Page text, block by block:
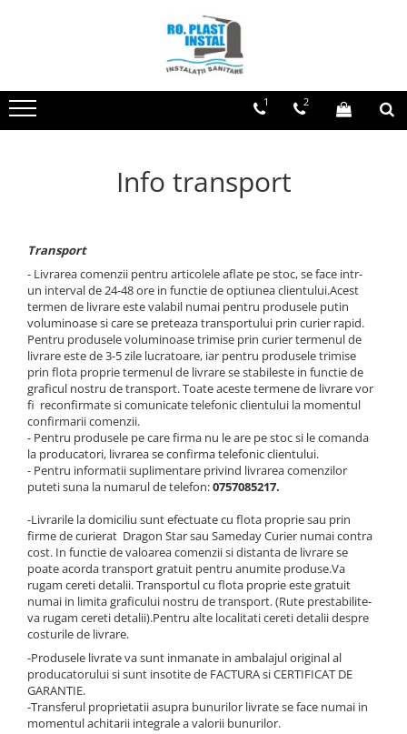
Centrale Termice si Cazane
Centrale Termice si Cazane pe
Centrale/Cazane termice pe lemne
si carbune FARA GAZEIFICARE
Pachete Centrale/Cazane termice
pe lemne si carbune FARA
GAZEIFICARE
Pachete Centrale/Cazane termice
pe lemne si carbune CU
GAZEIFICARE
Accesorii cazane
Centrale Termice pe Gaz
Centrale Termice pe gaz in
condensare si clasice
Pachet Centrale Termice
Instant pe gaz natural si GPL
Accesorii centrale pe GAZ si GPL
Cazane, Centrale si Termoseminee
cu functionare pe peleti
Centrale termice electrice
Convectoare pe gaz si convectoare
electrice
Seminee si Sobe
Seminee pe lemne
Butelie egalizare
Radiatoare/Calorifere
Radiatoare/Calorifere din otel
1 2
Info transport
Transport
- Livrarea comenzii pentru articolele aflate pe stoc, se face intr-
un interval de 24-48 ore in functie de optiunea clientului.Acest
termen de livrare este valabil numai pentru produsele putin
voluminoase si care se preteaza transportului prin curier rapid.
Pentru produsele voluminoase trimise prin curier termenul de
livrare este de 3-5 zile lucratoare, iar pentru produsele trimise
prin flota proprie termenul de livrare se stabileste in functie de
graficul nostru de transport. Toate aceste termene de livrare vor
fi reconfirmate si comunicate telefonic clientului la momentul
confirmarii comenzii.
- Pentru produsele pe care firma nu le are pe stoc si le comanda
la producatori, livrarea se confirma telefonic clientului.
- Pentru informatii suplimentare privind livrarea comenzilor
puteti suna la numarul de telefon:0757085217.
-Livrarile la domiciliu sunt efectuate cu flota proprie sau prin
firme de curierat Dragon Star sau Sameday Curier numai contra
cost. In functie de valoarea comenzii si distanta de livrare se
poate acorda transport gratuit pentru anumite produse.Va
rugam cereti detalii. Transportul cu flota proprie este gratuit
numai in limita graficului nostru de transport. (Rute prestabilite-
va rugam cereti detalii).Pentru alte localitati cereti detalii despre
costurile de livrare.
-Produsele livrate va sunt inmanate in ambalajul original al
producatorului si sunt insotite de FACTURA si CERTIFICAT DE
GARANTIE.
-Transferul proprietatii asupra bunurilor livrate se face numai in
momentul achitarii integrale a valorii bunurilor.